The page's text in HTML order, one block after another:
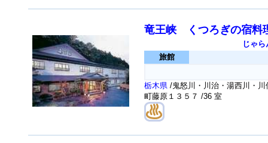
竜王峡 くつろぎの宿
じゃら
旅館
栃木県 /鬼怒川・川治・湯西川・
町藤原１３５７ /36 室